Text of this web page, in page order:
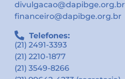
divulgacao@dapibge.org.br
financeiro@dapibge.org.br
Telefones:
(21) 2491-3393
(21) 2210-1877
(21) 3549-8266